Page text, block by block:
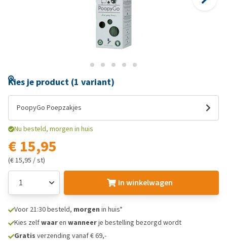
Kies je product (1 variant)
PoopyGo Poepzakjes
Nu besteld, morgen in huis
€ 15,95
(€ 15,95 / st)
In winkelwagen
Voor 21:30 besteld, morgen in huis*
Kies zelfwaaren wanneerje bestelling bezorgd wordt
Gratis verzending vanaf € 69,-